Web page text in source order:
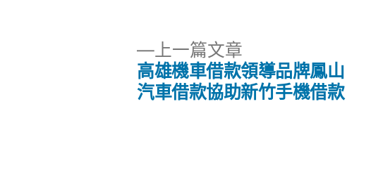
上一篇文章
一
篇
高雄機車借款領導品牌鳳山
汽車借款協助新竹手機借款